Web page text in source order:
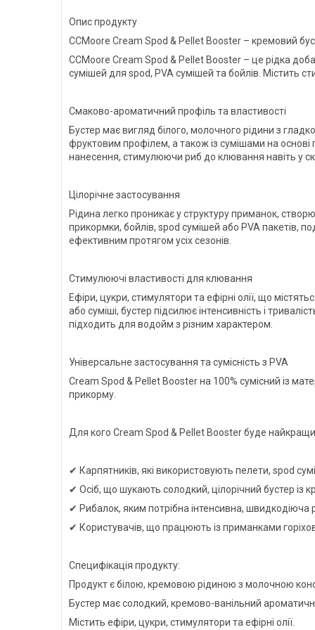
Опис продукту
CCMoore Cream Spod & Pellet Booster – кремовий
CCMoore Cream Spod & Pellet Booster – це рідка
сумішей для spod, PVA сумішей та бойлів. Містить
Смаково-ароматичний профіль та властивості
Бустер має вигляд білого, молочного рідини з
фруктовим профілем, а також із сумішами на основі
нанесення, стимулюючи риб до клювання навіть у
Цілорічне застосування
Рідина легко проникає у структуру приманок,
прикормки, бойлів, spod сумішей або PVA пакетів,
ефективним протягом усіх сезонів.
Стимулюючі властивості для клювання
Ефіри, цукри, стимулятори та ефірні олії, що
або суміші, бустер підсилює інтенсивність і
підходить для водойм з різним характером.
Універсальне застосування та сумісність з PVA
Cream Spod & Pellet Booster на 100% сумісний із
прикорму.
Для кого Cream Spod & Pellet Booster буде
✔ Карпятників, які використовують пелети, spod
✔ Осіб, що шукають солодкий, цілорічний бустер із
✔ Рибалок, яким потрібна інтенсивна, швидкодіюча
✔ Користувачів, що працюють із приманками
Специфікація продукту:
Продукт є білою, кремовою рідиною з молочною
Бустер має солодкий, кремово-ванільний
Містить ефіри, цукри, стимулятори та ефірні олії.